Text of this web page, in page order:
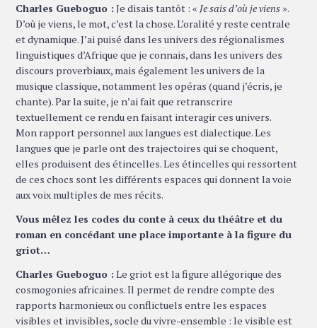
Charles Gueboguo : Je disais tantôt : « Je sais d’où je viens ».
D’où je viens, le mot, c’est la chose. L’oralité y reste centrale
et dynamique. J’ai puisé dans les univers des régionalismes
linguistiques d’Afrique que je connais, dans les univers des
discours proverbiaux, mais également les univers de la
musique classique, notamment les opéras (quand j’écris, je
chante). Par la suite, je n’ai fait que retranscrire
textuellement ce rendu en faisant interagir ces univers.
Mon rapport personnel aux langues est dialectique. Les
langues que je parle ont des trajectoires qui se choquent,
elles produisent des étincelles. Les étincelles qui ressortent
de ces chocs sont les différents espaces qui donnent la voie
aux voix multiples de mes récits.
Vous mêlez les codes du conte à ceux du théâtre et du
roman en concédant une place importante à la figure du
griot…
Charles Gueboguo : Le griot est la figure allégorique des
cosmogonies africaines. Il permet de rendre compte des
rapports harmonieux ou conflictuels entre les espaces
visibles et invisibles, socle du vivre-ensemble : le visible est